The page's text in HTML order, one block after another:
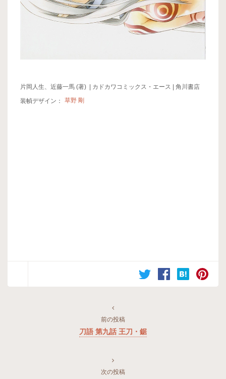
片岡人生、近藤一馬 (著) | カドカワコミックス・エース | 角川書店
装幀デザイン：
草野 剛
前の投稿
刀語 第九話 王刀・鋸
次の投稿